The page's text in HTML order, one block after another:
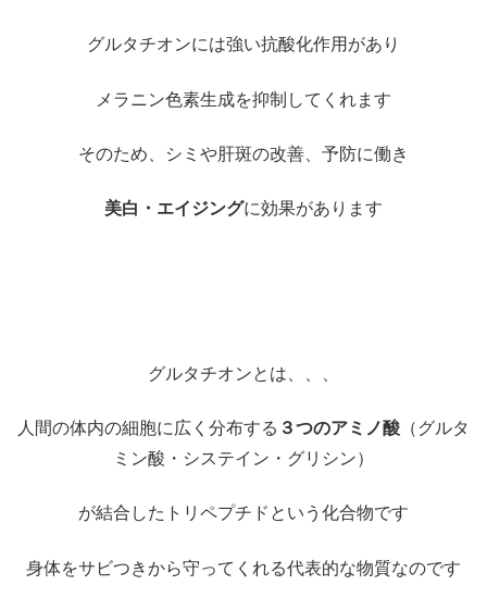
グルタチオンには強い抗酸化作用があり
メラニン色素生成を抑制してくれます
そのため、シミや肝斑の改善、予防に働き
美白・エイジングに効果があります
グルタチオンとは、、、
人間の体内の細胞に広く分布する ３つのアミノ酸（グルタ
ミン酸・システイン・グリシン）
が結合したトリペプチドという化合物です
身体をサビつきから守ってくれる代表的な物質なのです